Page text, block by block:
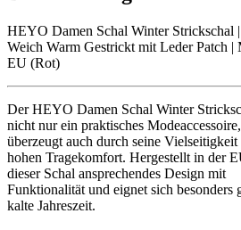
HEYO Damen Schal Winter Strickschal
Weich Warm Gestrickt mit Leder Patch |
EU (Rot)
Der HEYO Damen Schal Winter
nicht nur ein praktisches
überzeugt auch durch seine Vielseitigkeit
hohen Tragekomfort. Hergestellt in der
dieser Schal ansprechendes Design mit
Funktionalität und eignet sich besonders
kalte Jahreszeit.